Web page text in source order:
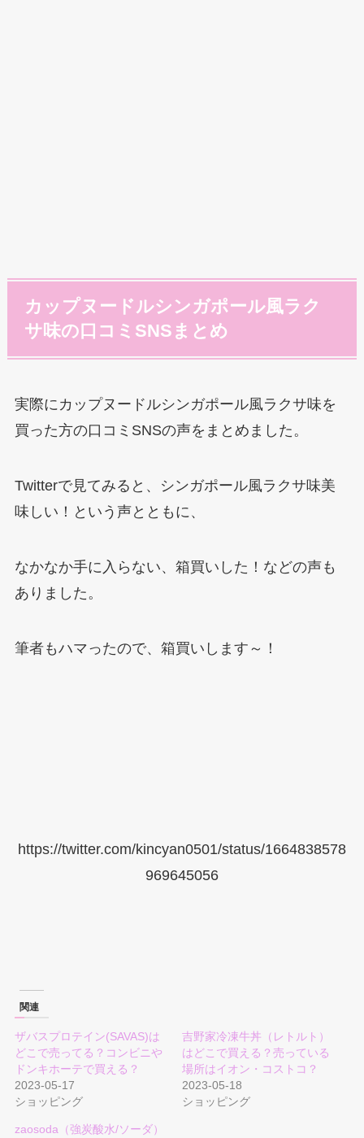
カップヌードルシンガポール風ラク
サ味の口コミSNSまとめ
実際にカップヌードルシンガポール風ラクサ味を
買った方の口コミSNSの声をまとめました。
Twitterで見てみると、シンガポール風ラクサ味美
味しい！という声とともに、
なかなか手に入らない、箱買いした！などの声も
ありました。
筆者もハマったので、箱買いします～！
https://twitter.com/kincyan0501/status/1664838578
969645056
関連
ザバスプロテイン(SAVAS)は
どこで売ってる？コンビニや
ドンキホーテで買える？
2023-05-17
ショッピング
吉野家冷凍牛丼（レトルト）
はどこで買える？売っている
場所はイオン・コストコ？
2023-05-18
ショッピング
zaosoda（強炭酸水/ソーダ）